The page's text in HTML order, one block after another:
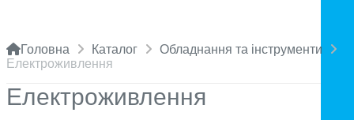
Головна Каталог
Обладнання та інструменти
Електроживлення
Електроживлення